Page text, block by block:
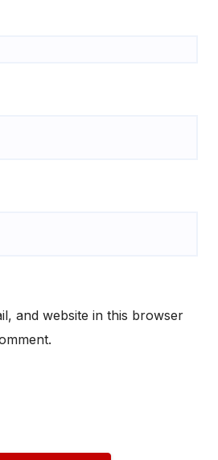
and website in this browser